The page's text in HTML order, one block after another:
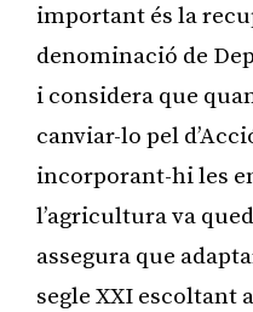
important és la
denominació de
i considera que
canviar-lo pel
incorporant-hi les
l’agricultura va
assegura que
segle XXI escoltant